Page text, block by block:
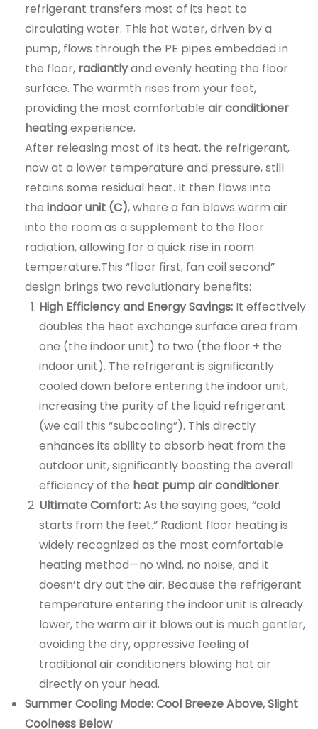
refrigerant transfers most of its heat to
circulating water. This hot water, driven by a
pump, flows through the PE pipes embedded in
the floor, radiantlyand evenly heating the floor
surface. The warmth rises from your feet,
providing the most comfortable air conditioner
heatingexperience.
After releasing most of its heat, the refrigerant,
now at a lower temperature and pressure, still
retains some residual heat. It then flows into
the indoor unit (C), where a fan blows warm air
into the room as a supplement to the floor
radiation, allowing for a quick rise in room
temperature.This “floor first, fan coil second”
design brings two revolutionary benefits:
High Efficiency and Energy Savings: It effectively
doubles the heat exchange surface area from
one (the indoor unit) to two (the floor + the
indoor unit). The refrigerant is significantly
cooled down before entering the indoor unit,
increasing the purity of the liquid refrigerant
(we call this “subcooling”). This directly
enhances its ability to absorb heat from the
outdoor unit, significantly boosting the overall
efficiency of the heat pump air conditioner.
Ultimate Comfort:As the saying goes, “cold
starts from the feet.” Radiant floor heating is
widely recognized as the most comfortable
heating method—no wind, no noise, and it
doesn’t dry out the air. Because the refrigerant
temperature entering the indoor unit is already
lower, the warm air it blows out is much gentler,
avoiding the dry, oppressive feeling of
traditional air conditioners blowing hot air
directly on your head.
Summer Cooling Mode: Cool Breeze Above, Slight
Coolness Below